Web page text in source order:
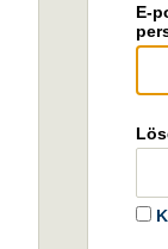
E-